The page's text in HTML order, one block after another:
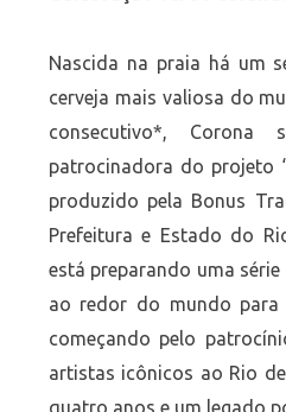
Nascida na praia há um
cerveja mais valiosa do
consecutivo*,
patrocinadora do projeto
produzido pela Bonus
Prefeitura e Estado do
está preparando uma
ao redor do mundo para
começando pelo
artistas icônicos ao Rio
quatro anos e um legado